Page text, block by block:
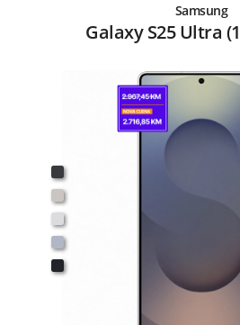
Samsung
Galaxy S25 Ultra